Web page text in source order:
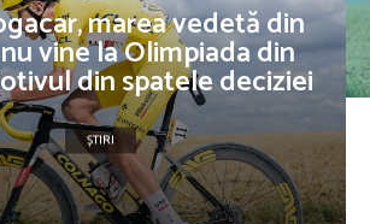
marea vedetă din
vine la Olimpiada din
din spatele deciziei
ȘTIRI